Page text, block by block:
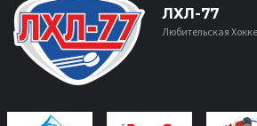
ЛХЛ-77
Любительская